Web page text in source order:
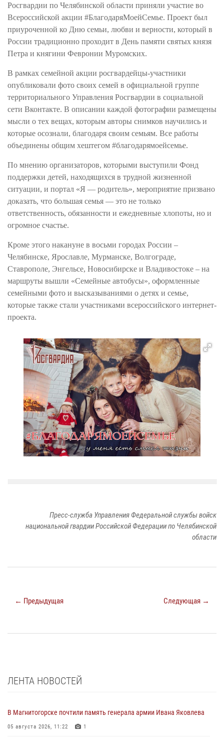
Росгвардии по Челябинской области приняли участие во
Всероссийской акции #БлагодаряМоейСемье. Проект был
приуроченной ко Дню семьи, любви и верности, который в
России традиционно проходит в День памяти святых князя
Петра и княгини Февронии Муромских.
В рамках семейной акции росгвардейцы-участники
опубликовали фото своих семей в официальной группе
территориального Управления Росгвардии в социальной
сети Вконтакте. В описании каждой фотографии размещены
мысли о тех вещах, которым авторы снимков научились и
которые осознали, благодаря своим семьям. Все работы
объединены общим хештегом #благодарямоейсемье.
По мнению организаторов, которыми выступили Фонд
поддержки детей, находящихся в трудной жизненной
ситуации, и портал «Я — родитель», мероприятие призвано
доказать, что большая семья — это не только
ответственность, обязанности и ежедневные хлопоты, но и
огромное счастье.
Кроме этого накануне в восьми городах России –
Челябинске, Ярославле, Мурманске, Волгограде,
Ставрополе, Энгельсе, Новосибирске и Владивостоке – на
маршруты вышли «Семейные автобусы», оформленные
семейными фото и высказываниями о детях и семье,
которые также стали участниками всероссийского интернет-
проекта.
Пресс-служба Управления Федеральной службы войск
национальной гвардии Российской Федерации по Челябинской
области
← Предыдущая Следующая →
ЛЕНТА НОВОСТЕЙ
В Магнитогорске почтили память генерала армии Ивана Яковлева
05 августа 2026, 11:22 1